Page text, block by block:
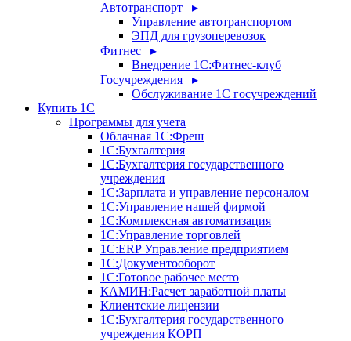
Автотранспорт ▸
Управление автотранспортом
ЭПД для грузоперевозок
Фитнес ▸
Внедрение 1С:Фитнес-клуб
Госучреждения ▸
Обслуживание 1С госучреждений
Купить 1С
Программы для учета
Облачная 1С:Фреш
1С:Бухгалтерия
1С:Бухгалтерия государственного
учреждения
1С:Зарплата и управление персоналом
1С:Управление нашей фирмой
1С:Комплексная автоматизация
1С:Управление торговлей
1С:ERP Управление предприятием
1С:Документооборот
1C:Готовое рабочее место
КАМИН:Расчет заработной платы
Клиентские лицензии
1С:Бухгалтерия государственного
учреждения КОРП